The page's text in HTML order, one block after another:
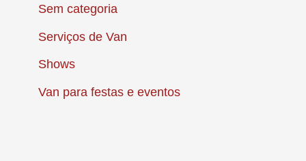
Sem categoria
Serviços de Van
Shows
Van para festas e eventos